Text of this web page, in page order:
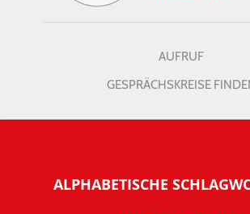
AUFRUF
GESPRÄCHSKREISE
ALPHABETISCHE